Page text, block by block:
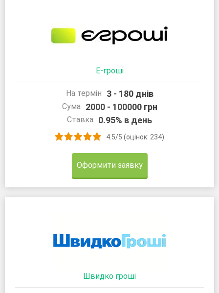
Е-гроші
На термін 3 - 180 днів
Сума 2000 - 100000 грн
Ставка 0.95% в день
4.5/5 (оцінок: 234)
Оформити заявку
Швидко гроші